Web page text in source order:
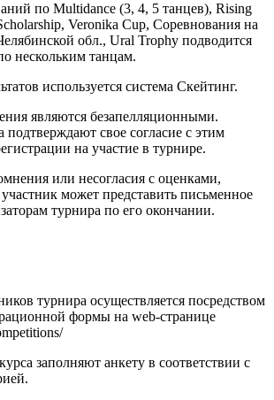
по Multidance (3, 4, 5 танцев), Rising
Veronika Cup, Соревнования на
обл., Ural Trophy подводится
нескольким танцам.
используется система Скейтинг.
являются безапелляционными.
подтверждают свое согласие с этим
на участие в турнире.
или несогласия с оценками,
может представить письменное
турнира по его окончании.
турнира осуществляется посредством
формы на web-странице
заполняют анкету в соответствии с